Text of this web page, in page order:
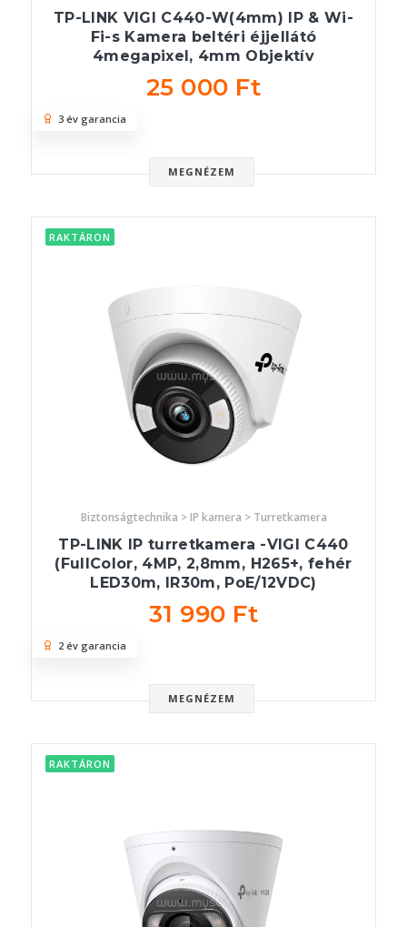
TP-LINK VIGI C440-W(4mm) IP & Wi-
Fi-s Kamera beltéri éjjellátó
4megapixel, 4mm Objektív
25 000 Ft
MEGNÉZEM
3 év garancia
RAKTÁRON
Biztonságtechnika > IP kamera > Turretkamera
TP-LINK IP turretkamera -VIGI C440
(FullColor, 4MP, 2,8mm, H265+, fehér
LED30m, IR30m, PoE/12VDC)
31 990 Ft
MEGNÉZEM
2 év garancia
RAKTÁRON